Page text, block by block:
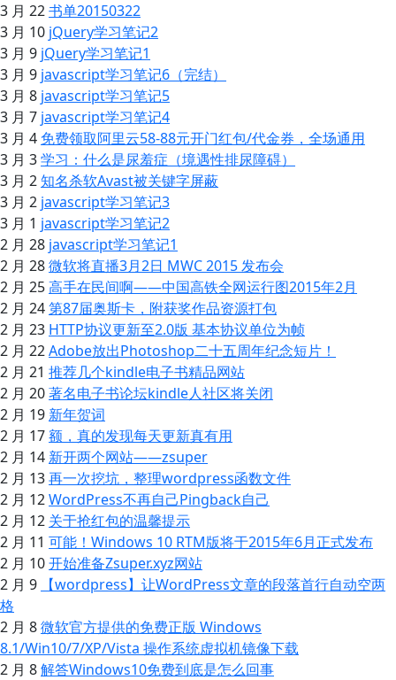
3 月 22书单20150322
3 月 10 jQuery学习笔记2
3 月 9 jQuery学习笔记1
3 月 9 javascript学习笔记6（完结）
3 月 8 javascript学习笔记5
3 月 7 javascript学习笔记4
3 月 4 免费领取阿里云58-88元开门红包/代金券，全场通用
3 月 3学习：什么是尿羞症（境遇性排尿障碍）
3 月 2知名杀软Avast被关键字屏蔽
3 月 2 javascript学习笔记3
3 月 1 javascript学习笔记2
2 月 28 javascript学习笔记1
2 月 28微软将直播3月2日 MWC 2015 发布会
2 月 25高手在民间啊——中国高铁全网运行图2015年2月
2 月 24第87届奥斯卡，附获奖作品资源打包
2 月 23 HTTP协议更新至2.0版 基本协议单位为帧
2 月 22Adobe放出Photoshop二十五周年纪念短片！
2 月 21 推荐几个kindle电子书精品网站
2 月 20著名电子书论坛kindle人社区将关闭
2 月 19 新年贺词
2 月 17额，真的发现每天更新真有用
2 月 14 新开两个网站——zsuper
2 月 13再一次挖坑，整理wordpress函数文件
2 月 12WordPress不再自己Pingback自己
2 月 12 关于抢红包的温馨提示
2 月 11 可能！Windows 10 RTM版将于2015年6月正式发布
2 月 10开始准备Zsuper.xyz网站
2 月 9
【wordpress】让WordPress文章的段落首行自动空两
格
2 月 8微软官方提供的免费正版 Windows
8.1/Win10/7/XP/Vista 操作系统虚拟机镜像下载
2 月 8解答Windows10免费到底是怎么回事